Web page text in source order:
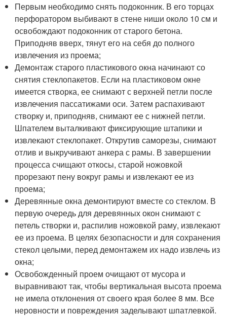
Первым необходимо снять подоконник. В его торцах
перфоратором выбивают в стене ниши около 10 см и
освобождают подоконник от старого бетона.
Приподняв вверх, тянут его на себя до полного
извлечения из проема;
Демонтаж старого пластикового окна начинают со
снятия стеклопакетов. Если на пластиковом окне
имеется створка, ее снимают с верхней петли после
извлечения пассатижами оси. Затем распахивают
створку и, приподняв, снимают ее с нижней петли.
Шпателем выталкивают фиксирующие штапики и
извлекают стеклопакет. Открутив саморезы, снимают
отлив и выкручивают анкера с рамы. В завершении
процесса счищают откосы, старой ножовкой
прорезают пену вокруг рамы и извлекают ее из
проема;
Деревянные окна демонтируют вместе со стеклом. В
первую очередь для деревянных окон снимают с
петель створки и, распилив ножовкой раму, извлекают
ее из проема. В целях безопасности и для сохранения
стекол целыми, перед демонтажем их надо извлечь из
окна;
Освобожденный проем очищают от мусора и
выравнивают так, чтобы вертикальная высота проема
не имела отклонения от своего края более 8 мм. Все
неровности и повреждения заделывают шпатлевкой.